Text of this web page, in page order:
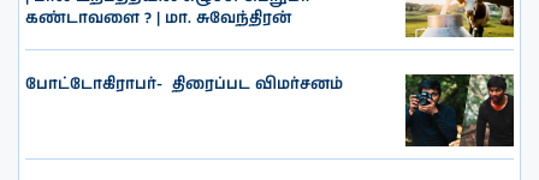
கண்டாவளை ? | மா. சுவேந்திரன்
போட்டோகிராபர்- ‌ திரைப்பட விமர்சனம்